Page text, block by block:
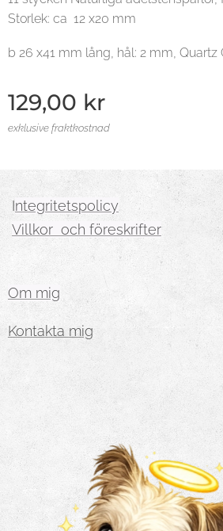
Storlek: ca 12 x20 mm
b 26 x41 mm lång, hål: 2 mm, Quartz
129,00 kr
exklusive fraktkostnad
Integritetspolicy
Villkor och föreskrifter
Om mig
Kontakta mig